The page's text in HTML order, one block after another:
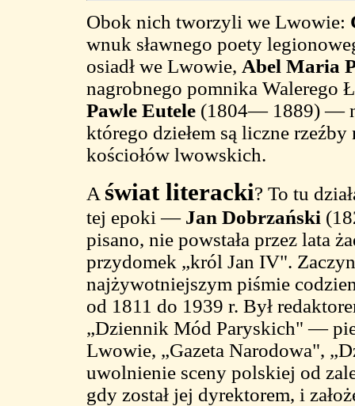
Obok nich tworzyli we Lwowie:
wnuk sławnego poety
osiadł we Lwowie, Abel Maria
nagrobnego pomnika Walerego
Pawle Eutele (1804— 1889) —
którego dziełem są liczne
kościołów lwowskich.
A świat literacki? To tu
tej epoki — Jan Dobrzański
pisano, nie powstała przez lata
przydomek „król Jan IV".
najżywotniejszym piśmie
od 1811 do 1939 r. Był
„Dziennik Mód Paryskich" —
Lwowie, „Gazeta Narodowa",
uwolnienie sceny polskiej od
gdy został jej dyrektorem, i